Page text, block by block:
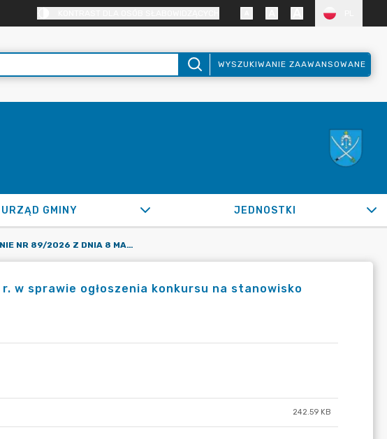
WYSZUKIWANIE ZAAWANSOWANE
URZĄD GMINY JEDNOSTKI
ZARZĄDZENIE NR 89/2026 Z DNIA 8 MAJA 2026 R. W SPRAWIE OGŁOSZENIA KONKURSU NA STANOWISKO DYREKTORA PRZEDSZKOLA W STARYCH BABICACH
w sprawie ogłoszenia konkursu na stanowisko
242.59 KB